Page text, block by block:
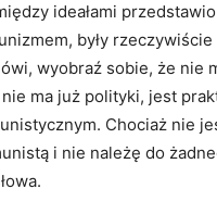
ideałami
były
wyobraź sobie, że nie
ma już polityki, jest
Chociaż nie
i nie należę do